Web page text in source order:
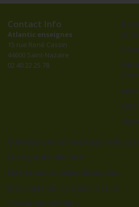
Contact Info
Atlantic enseignes
15 rue René Cassin
44600 Saint-Nazaire
02 40 22 25 78
Éclairage par silhouettage néon, LED
Enseigne double face
Lettres individuelles découpées
Marquage véhicule publicitaire
Totem signalétique